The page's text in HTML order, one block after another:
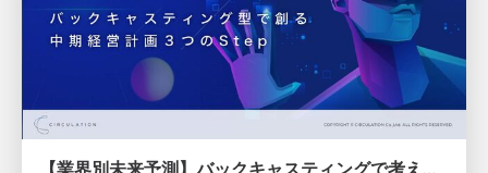
【業界別未来予測】バックキャスティングで考える事業構想【人気ウェビナー資料公開】